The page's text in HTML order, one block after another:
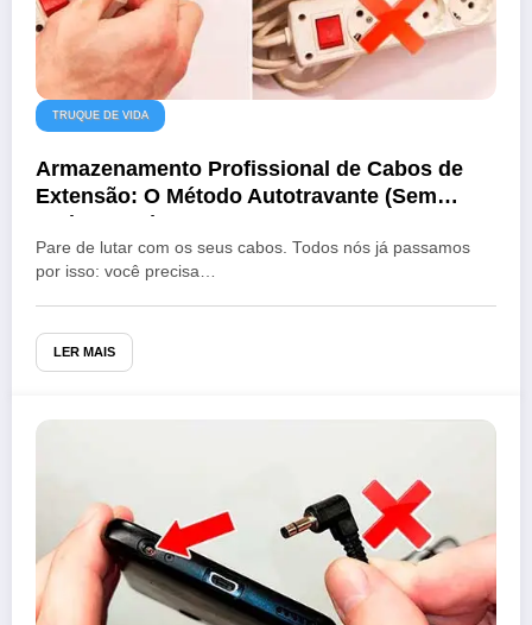
TRUQUE DE VIDA
Armazenamento Profissional de Cabos de
Extensão: O Método Autotravante (Sem
Embaraços)
Pare de lutar com os seus cabos. Todos nós já passamos
por isso: você precisa…
LER MAIS